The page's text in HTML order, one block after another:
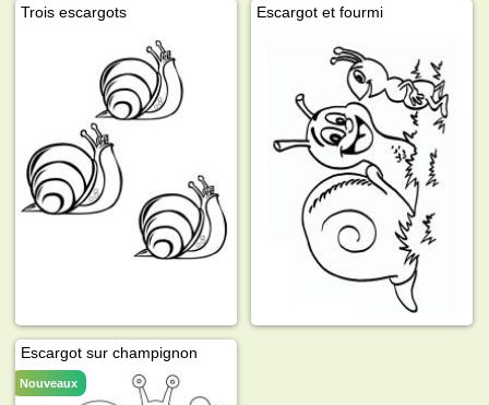
Trois escargots Escargot et fourmi
Escargot sur champignon
Nouveaux